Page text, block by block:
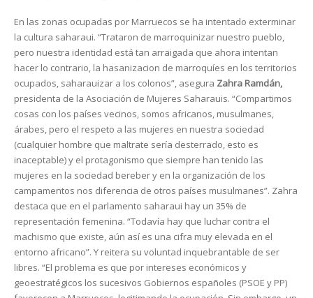
En las zonas ocupadas por Marruecos se ha intentado exterminar
la cultura saharaui. “Trataron de marroquinizar nuestro pueblo,
pero nuestra identidad está tan arraigada que ahora intentan
hacer lo contrario, la hasanizacion de marroquíes en los territorios
ocupados, saharauizar a los colonos”, asegura Zahra Ramdán,
presidenta de la Asociación de Mujeres Saharauis. “Compartimos
cosas con los países vecinos, somos africanos, musulmanes,
árabes, pero el respeto a las mujeres en nuestra sociedad
(cualquier hombre que maltrate sería desterrado, esto es
inaceptable) y el protagonismo que siempre han tenido las
mujeres en la sociedad bereber y en la organización de los
campamentos nos diferencia de otros países musulmanes”. Zahra
destaca que en el parlamento saharaui hay un 35% de
representación femenina. “Todavía hay que luchar contra el
machismo que existe, aún así es una cifra muy elevada en el
entorno africano”. Y reitera su voluntad inquebrantable de ser
libres. “El problema es que por intereses económicos y
geoestratégicos los sucesivos Gobiernos españoles (PSOE y PP)